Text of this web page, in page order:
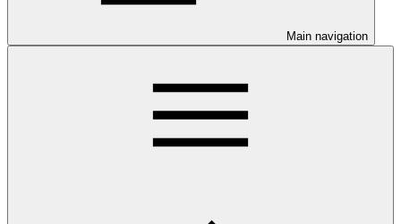
Main navigation